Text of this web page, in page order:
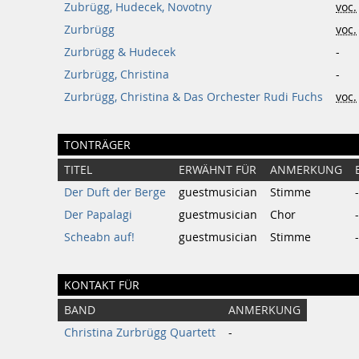
Zubrügg, Hudecek, Novotny
voc.
Zurbrügg
voc.
Zurbrügg & Hudecek
-
Zurbrügg, Christina
-
Zurbrügg, Christina & Das Orchester Rudi Fuchs
voc.
TONTRÄGER
TITEL ERWÄHNT FÜR ANMERKUNG
Der Duft der Berge
guestmusician Stimme
-
Der Papalagi
guestmusician Chor
-
Scheabn auf!
guestmusician Stimme -
KONTAKT FÜR
BAND
ANMERKUNG
Christina Zurbrügg Quartett
-